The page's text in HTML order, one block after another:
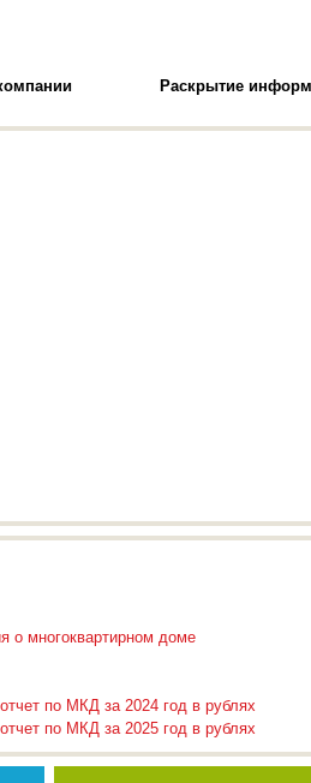
Раскрытие
о многоквартирном доме
по МКД за 2024 год в рублях
по МКД за 2025 год в рублях